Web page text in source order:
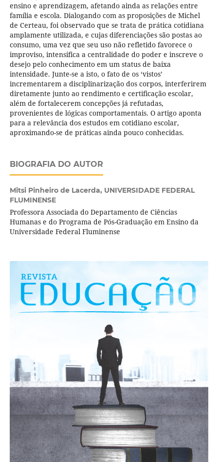
ensino e aprendizagem, afetando ainda as relações entre
família e escola. Dialogando com as proposições de Michel
de Certeau, foi observado que se trata de prática cotidiana
amplamente utilizada, e cujas diferenciações são postas ao
consumo, uma vez que seu uso não refletido favorece o
improviso, intensifica a centralidade do poder e inscreve o
desejo pelo conhecimento em um status de baixa
intensidade. Junte-se a isto, o fato de os ‘vistos’
incrementarem a disciplinarização dos corpos, interferirem
diretamente junto ao rendimento e certificação escolar,
além de fortalecerem concepções já refutadas,
provenientes de lógicas comportamentais. O artigo aponta
para a relevância dos estudos em cotidiano escolar,
aproximando-se de práticas ainda pouco conhecidas.
BIOGRAFIA DO AUTOR
Mitsi Pinheiro de Lacerda, UNIVERSIDADE FEDERAL
FLUMINENSE
Professora Associada do Departamento de Ciências
Humanas e do Programa de Pós-Graduação em Ensino da
Universidade Federal Fluminense